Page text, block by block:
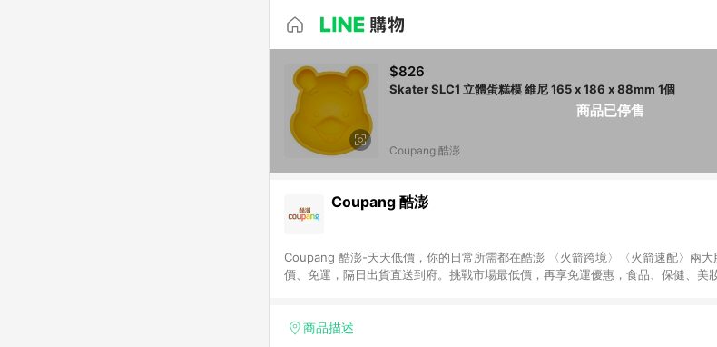
商品已停售
$826
Skater SLC1 立體蛋糕模 維尼 165 x 186 x 88mm 1個
Coupang 酷澎
Coupang 酷澎
Coupang 酷澎-天天低價，你的日常所需都在酷澎 〈火箭跨境〉〈火箭速配〉兩
價、免運，隔日出貨直送到府。挑戰市場最低價，再享免運優惠，食品、保健、美
商品描述